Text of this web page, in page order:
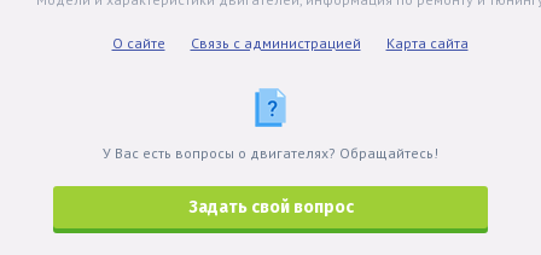
О сайте Связь с администрацией Карта сайта
У Вас есть вопросы о двигателях? Обращайтесь!
Задать свой вопрос